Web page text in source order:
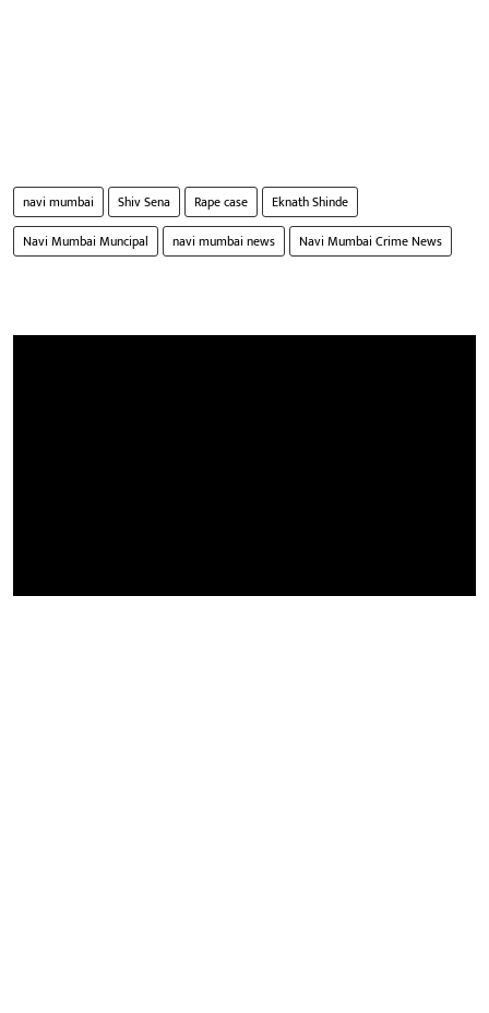
navi mumbai Shiv Sena Rape case
Eknath Shinde
Navi Mumbai Muncipal
navi mumbai news Navi Mumbai Crime News